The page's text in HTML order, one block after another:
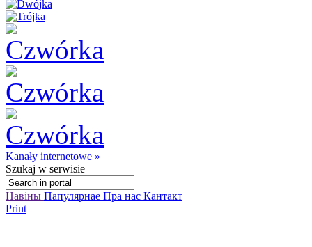
Kanały internetowe »
Szukaj w serwisie
Навіны Папулярнае Пра нас Кантакт
Print